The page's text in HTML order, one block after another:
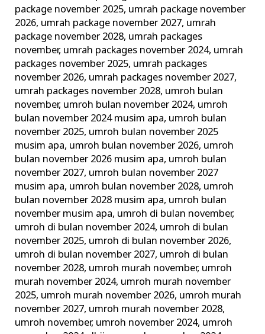
package november 2025, umrah package november
2026, umrah package november 2027, umrah
package november 2028, umrah packages
november, umrah packages november 2024, umrah
packages november 2025, umrah packages
november 2026, umrah packages november 2027,
umrah packages november 2028, umroh bulan
november, umroh bulan november 2024, umroh
bulan november 2024 musim apa, umroh bulan
november 2025, umroh bulan november 2025
musim apa, umroh bulan november 2026, umroh
bulan november 2026 musim apa, umroh bulan
november 2027, umroh bulan november 2027
musim apa, umroh bulan november 2028, umroh
bulan november 2028 musim apa, umroh bulan
november musim apa, umroh di bulan november,
umroh di bulan november 2024, umroh di bulan
november 2025, umroh di bulan november 2026,
umroh di bulan november 2027, umroh di bulan
november 2028, umroh murah november, umroh
murah november 2024, umroh murah november
2025, umroh murah november 2026, umroh murah
november 2027, umroh murah november 2028,
umroh november, umroh november 2024, umroh